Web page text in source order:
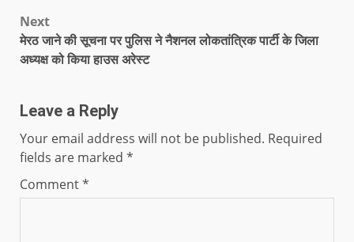
Next
मेरठ जाने की सूचना पर पुलिस ने नैशनल लोकतांत्रिक पार्टी के जिला
अध्यक्ष को किया हाउस अरेस्ट
Leave a Reply
Your email address will not be published. Required
fields are marked *
Comment*